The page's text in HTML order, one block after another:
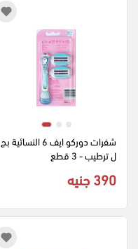
شفرات دوركو ايف 6 النسائية بج
ل ترطيب - 3 قطع
390 جنيه